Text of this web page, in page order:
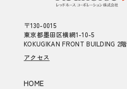
〒130-0015
東京都墨田区横網1-10-5
KOKUGIKAN FRONT BUILDING 2階
アクセス
HOME